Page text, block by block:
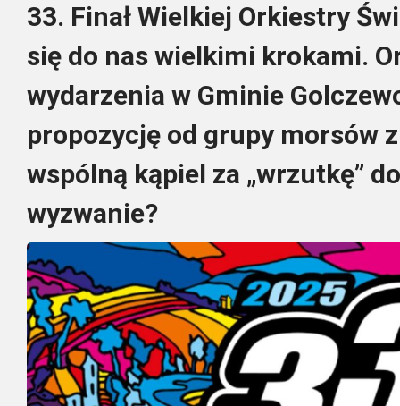
33. Finał Wielkiej Orkiestry
się do nas wielkimi krokami.
wydarzenia w Gminie
propozycję od grupy morsów
wspólną kąpiel za „wrzutkę”
wyzwanie?